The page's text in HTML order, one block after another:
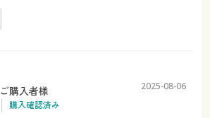
ご購入者様
購入確認済み
2025-08-06